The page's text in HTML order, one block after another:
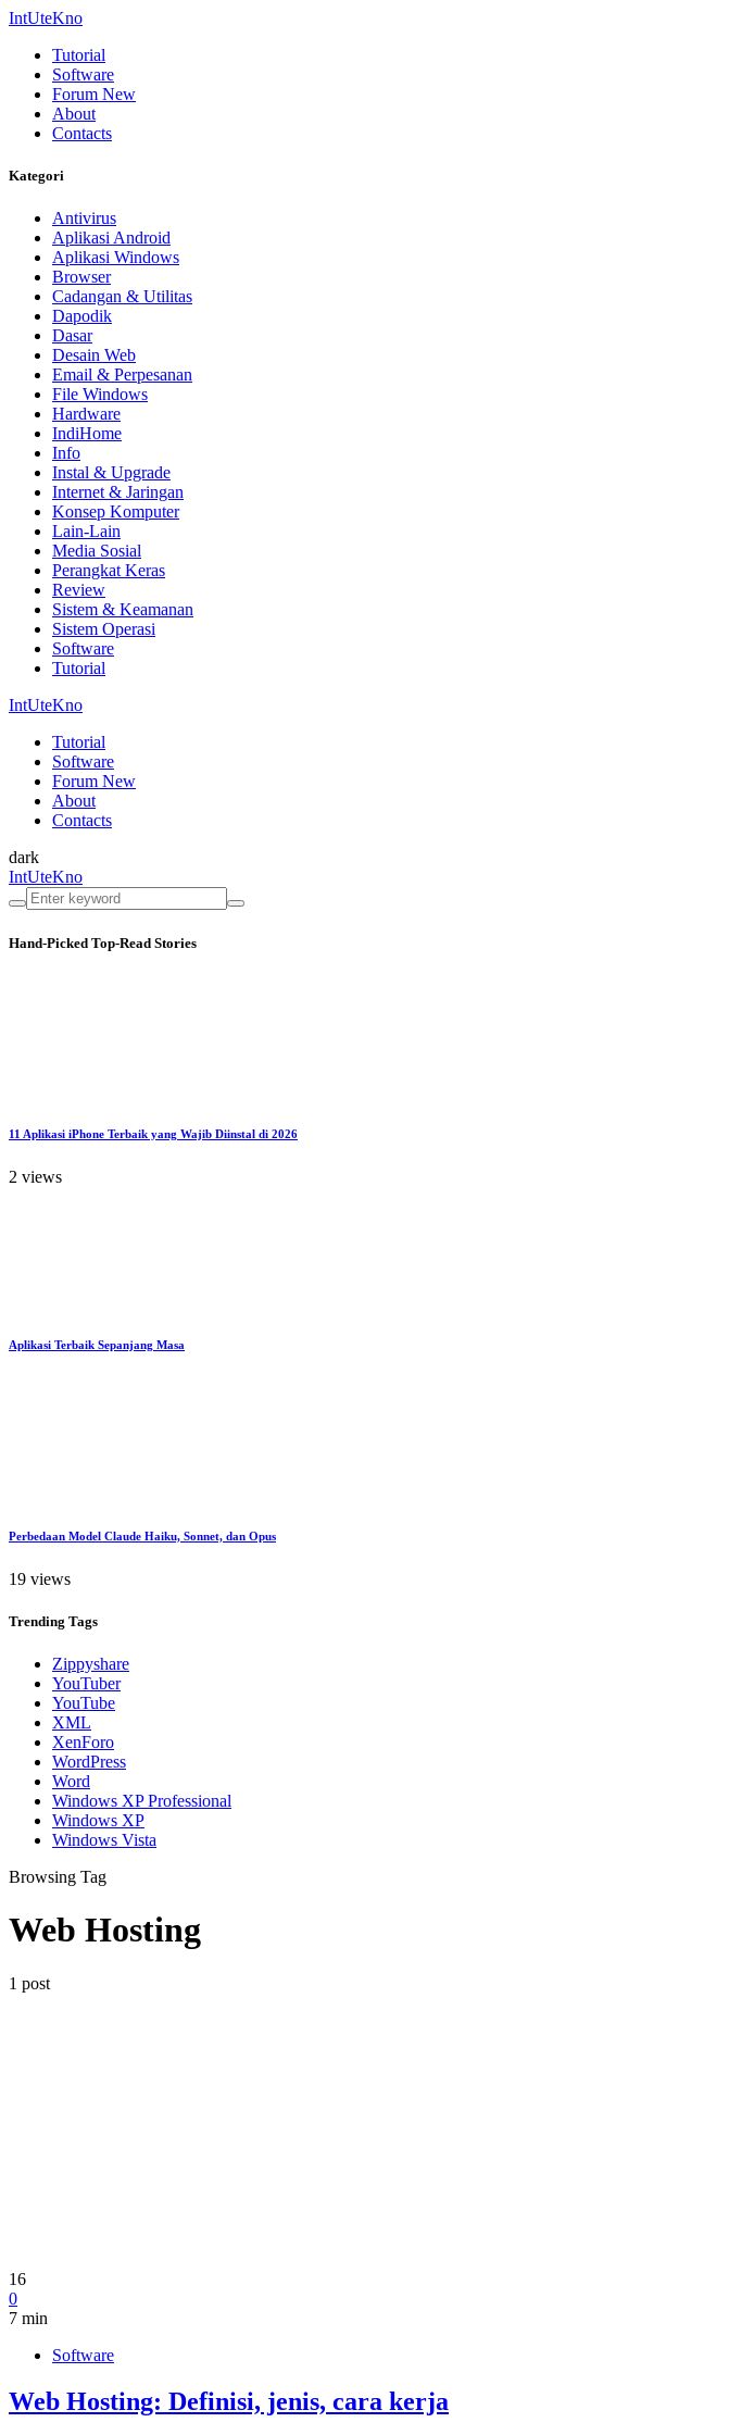
IntUteKno
Tutorial
Software
Forum New
About
Contacts
Kategori
Antivirus
Aplikasi Android
Aplikasi Windows
Browser
Cadangan & Utilitas
Dapodik
Dasar
Desain Web
Email & Perpesanan
File Windows
Hardware
IndiHome
Info
Instal & Upgrade
Internet & Jaringan
Konsep Komputer
Lain-Lain
Media Sosial
Perangkat Keras
Review
Sistem & Keamanan
Sistem Operasi
Software
Tutorial
IntUteKno
Tutorial
Software
Forum New
About
Contacts
dark
IntUteKno
Hand-Picked Top-Read Stories
11 Aplikasi iPhone Terbaik yang Wajib Diinstal di 2026
2 views
Aplikasi Terbaik Sepanjang Masa
Perbedaan Model Claude Haiku, Sonnet, dan Opus
19 views
Trending Tags
Zippyshare
YouTuber
YouTube
XML
XenForo
WordPress
Word
Windows XP Professional
Windows XP
Windows Vista
Browsing Tag
Web Hosting
1 post
16
0
7 min
Software
Web Hosting: Definisi, jenis, cara kerja